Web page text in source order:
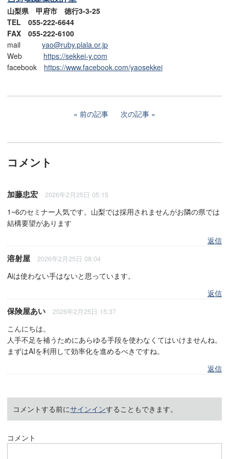
山梨県 甲府市 徳行3-3-25
TEL 055-222-6644
FAX 055-222-6100
mail yao@ruby.plala.or.jp
Web https://sekkei-y.com
facebook https://www.facebook.com/yaosekkei
前の記事 次の記事
コメント
加藤忠宏 2026年2月25日 05:15
1~6のセミナー人気です。山梨では採用されませんがお隣の県では
結構要望があります
返信
溶射屋 2026年2月25日 08:04
Aiは使わない手はないと思っています。
返信
保険屋あい 2026年2月25日 15:37
こんにちは。
人手不足を補うためにあらゆる手段を使わなくてはいけませんね。
まずはAIを利用して効率化を進めるべきですね。
返信
コメントする前にサインインすることもできます。
コメント